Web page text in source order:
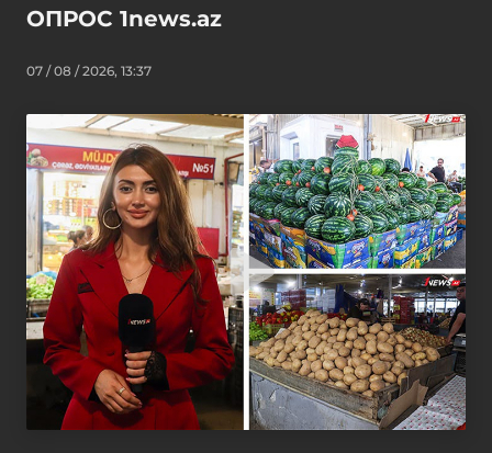
ОПРОС 1news.az
07 / 08 / 2026, 13:37